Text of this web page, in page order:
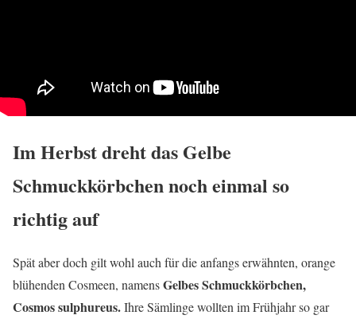
Im Herbst dreht das Gelbe
Schmuckkörbchen noch einmal so
richtig auf
Spät aber doch gilt wohl auch für die anfangs erwähnten, orange
blühenden Cosmeen, namensGelbes Schmuckkörbchen,
Cosmos sulphureus.Ihre Sämlinge wollten im Frühjahr so gar